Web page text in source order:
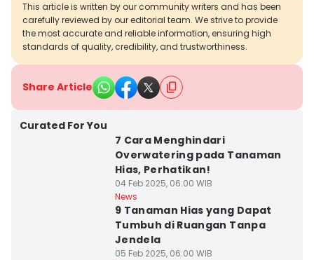
This article is written by our community writers and has been
carefully reviewed by our editorial team. We strive to provide
the most accurate and reliable information, ensuring high
standards of quality, credibility, and trustworthiness.
Share Article
Curated For You
7 Cara Menghindari
Overwatering pada Tanaman
Hias, Perhatikan!
04 Feb 2025, 06:00 WIB
News
9 Tanaman Hias yang Dapat
Tumbuh di Ruangan Tanpa
Jendela
05 Feb 2025, 06:00 WIB